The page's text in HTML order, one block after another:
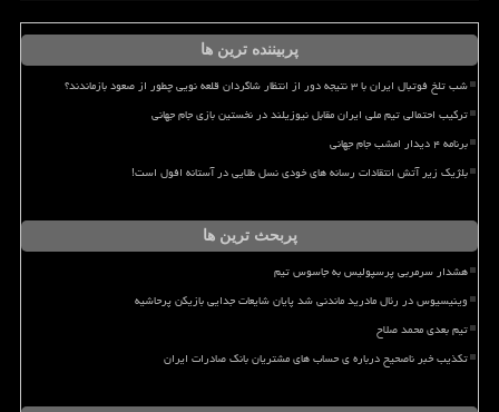
پربیننده ترین ها
شب تلخ فوتبال ایران با ۳ نتیجه دور از انتظار شاگردان قلعه نویی چطور از صعود بازماندند؟
ترکیب احتمالی تیم ملی ایران مقابل نیوزیلند در نخستین بازی جام جهانی
برنامه ۴ دیدار امشب جام جهانی
بلژیک زیر آتش انتقادات رسانه های خودی نسل طلایی در آستانه افول است!
پربحث ترین ها
هشدار سرمربی پرسپولیس به جاسوس تیم
وینیسیوس در رئال مادرید ماندنی شد پایان شایعات جدایی بازیکن پرحاشیه
تیم بعدی محمد صلاح
تکذیب خبر ناصحیح درباره ی حساب های مشتریان بانک صادرات ایران